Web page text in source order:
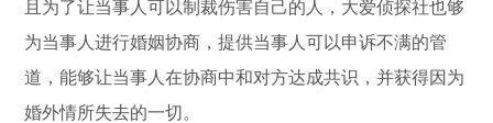
且为了让当事人可以制裁伤害自己的人，大爱侦探社也够
为当事人进行婚姻协商，提供当事人可以申诉不满的管
道，能够让当事人在协商中和对方达成共识，并获得因为
婚外情所失去的一切。